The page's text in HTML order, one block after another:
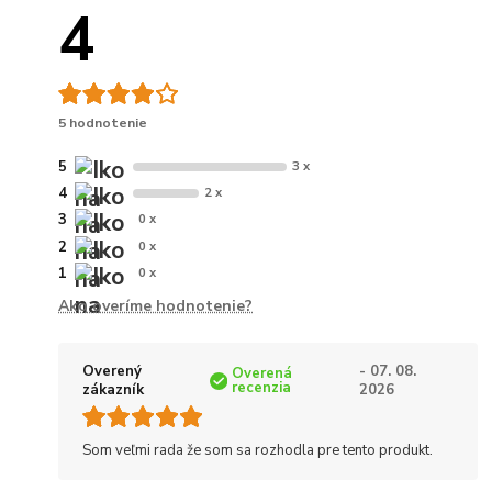
4
5 hodnotenie
5 3 x
4 2 x
3 0 x
2 0 x
1 0 x
Ako overíme hodnotenie?
Overený
zákazník
Overená
recenzia
- 07. 08.
2026
Som veľmi rada že som sa rozhodla pre tento produkt.